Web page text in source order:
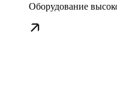
Оборудование